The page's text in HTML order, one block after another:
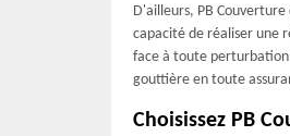
D'ailleurs, PB
capacité de réaliser une
face à toute
gouttière en toute
Choisissez PB